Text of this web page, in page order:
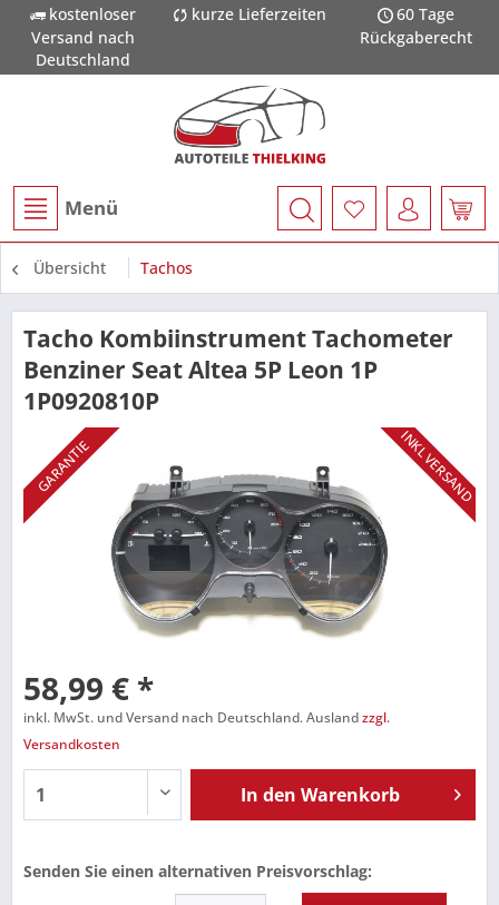
kostenloser
Versand nach
Deutschland
kurze Lieferzeiten
60 Tage
Rückgaberecht
Menü
Übersicht Tachos
Tacho Kombiinstrument Tachometer
Benziner Seat Altea 5P Leon 1P
1P0920810P
GARANTIE INKL VERSAND
58,99 € *
inkl. MwSt. und Versand nach Deutschland. Auslandzzgl.
Versandkosten
In den Warenkorb
Senden Sie einen alternativen Preisvorschlag: